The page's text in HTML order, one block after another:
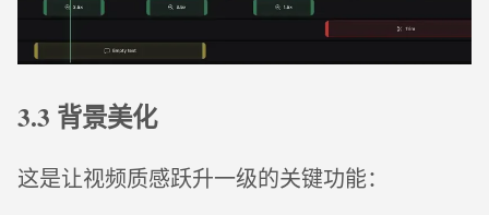
3.3 背景美化
这是让视频质感跃升一级的关键功能：